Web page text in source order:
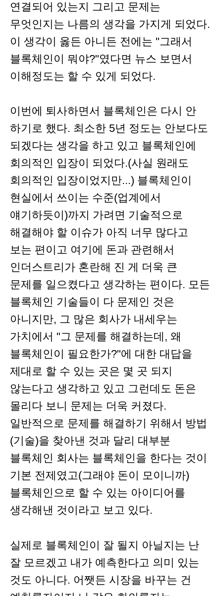
연결되어 있는지 그리고 문제는
무엇인지는 나름의 생각을 가지게 되었다.
이 생각이 옳든 아니든 전에는 "그래서
블록체인이 뭐야?"였다면 뉴스 보면서
이해정도는 할 수 있게 되었다.
이번에 퇴사하면서 블록체인은 다시 안
하기로 했다. 최소한 5년 정도는 안보다도
되겠다는 생각을 하고 있고 블록체인에
회의적인 입장이 되었다.(사실 원래도
회의적인 입장이었지만...) 블록체인이
현실에서 쓰이는 수준(업계에서
얘기하듯이)까지 가려면 기술적으로
해결해야 할 이슈가 아직 너무 많다고
보는 편이고 여기에 돈과 관련해서
인더스트리가 혼란해 진 게 더욱 큰
문제를 일으켰다고 생각하는 편이다. 모든
블록체인 기술들이 다 문제인 것은
아니지만, 그 많은 회사가 내세우는
가치에서 "그 문제를 해결하는데, 왜
블록체인이 필요한가?"에 대한 대답을
제대로 할 수 있는 곳은 몇 곳 되지
않는다고 생각하고 있고 그런데도 돈은
몰리다 보니 문제는 더욱 커졌다.
일반적으로 문제를 해결하기 위해서 방법
(기술)을 찾아낸 것과 달리 대부분
블록체인 회사는 블록체인을 한다는 것이
기본 전제였고(그래야 돈이 모이니까)
블록체인으로 할 수 있는 아이디어를
생각해낸 것이라고 보고 있다.
실제로 블록체인이 잘 될지 아닐지는 난
잘 모르겠고 내가 예측한다고 의미 있는
것도 아니다. 어쨋든 시장을 바꾸는 건